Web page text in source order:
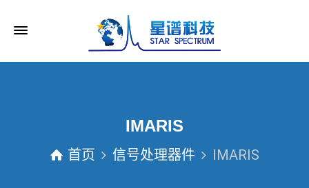
IMARIS
首页 信号处理器件 IMARIS